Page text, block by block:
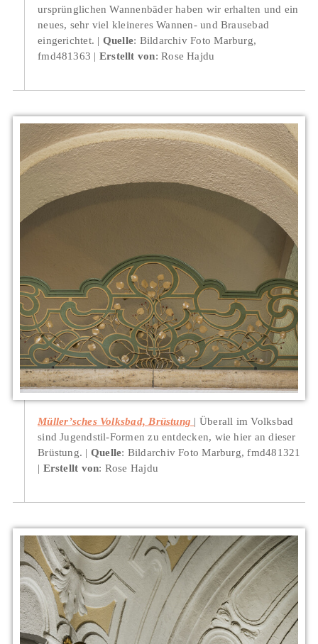
ursprünglichen Wannenbäder haben wir erhalten und ein
neues, sehr viel kleineres Wannen- und Brausebad
eingerichtet.
Quelle: Bildarchiv Foto Marburg,
fmd481363
Erstellt von: Rose Hajdu
Müller’sches Volksbad, Brüstung
Überall im Volksbad
sind Jugendstil-Formen zu entdecken, wie hier an dieser
Brüstung.
Quelle: Bildarchiv Foto Marburg, fmd481321
Erstellt von: Rose Hajdu